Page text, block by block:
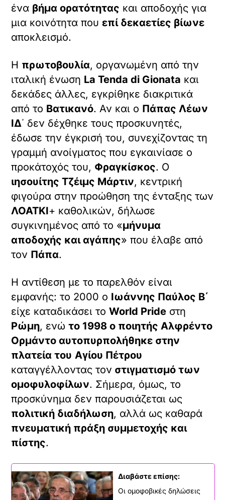
ένα βήμα ορατότητας και αποδοχής για
μια κοινότητα πουεπί δεκαετίες βίωνε
αποκλεισμό.
Η πρωτοβουλία, οργανωμένη από την
ιταλική ένωση La Tenda di Gionata και
δεκάδες άλλες, εγκρίθηκε διακριτικά
από το Βατικανό. Αν και ο Πάπας Λέων
ΙΔ΄ δεν δέχθηκε τους προσκυνητές,
έδωσε την έγκρισή του, συνεχίζοντας τη
γραμμή ανοίγματος που εγκαινίασε ο
προκάτοχός του, Φραγκίσκος. Ο
ιησουίτης Τζέιμς Μάρτιν, κεντρική
φιγούρα στην προώθηση της ένταξης των
ΛΟΑΤΚΙ+ καθολικών, δήλωσε
συγκινημένος από το «μήνυμα
αποδοχής και αγάπης» που έλαβε από
τον Πάπα.
Η αντίθεση με το παρελθόν είναι
εμφανής: το 2000 ο Ιωάννης Παύλος Β΄
είχε καταδικάσει τοWorld Pride στη
Ρώμη, ενώτο 1998 ο ποιητής Αλφρέντο
Ορμάντο αυτοπυρπολήθηκε στην
πλατεία του Αγίου Πέτρου
καταγγέλλοντας τον στιγματισμό των
ομοφυλοφίλων. Σήμερα, όμως, το
προσκύνημα δεν παρουσιάζεται ως
πολιτική διαδήλωση, αλλά ως καθαρά
πνευματική πράξη συμμετοχής και
πίστης.
Διαβάστε επίσης:
Οι ομοφοβικές δηλώσεις